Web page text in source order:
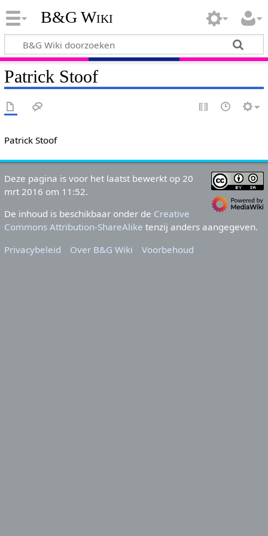
B&G Wiki
Patrick Stoof
Patrick Stoof
Deze pagina is voor het laatst bewerkt op 20
mrt 2016 om 11:52.
De inhoud is beschikbaar onder de Creative
Commons Attribution-ShareAlike tenzij anders aangegeven.
Privacybeleid
Over B&G Wiki Voorbehoud